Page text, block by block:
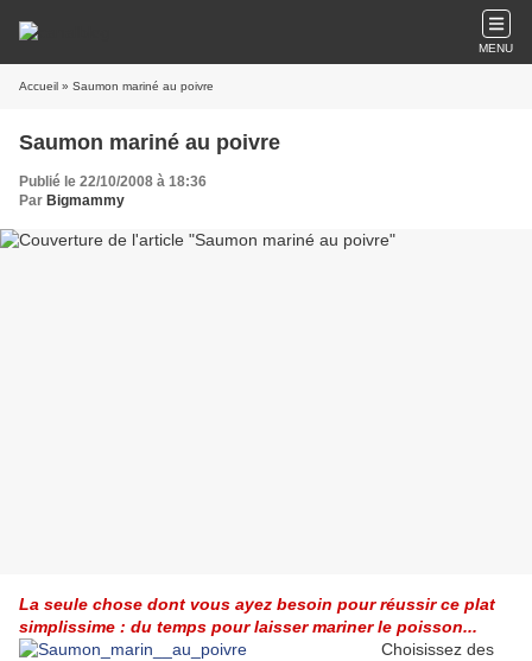
MENU
Accueil » Saumon mariné au poivre
Saumon mariné au poivre
Publié le 22/10/2008 à 18:36
Par Bigmammy
La seule chose dont vous ayez besoin pour réussir ce plat
simplissime : du temps pour laisser mariner le poisson...
Choisissez des